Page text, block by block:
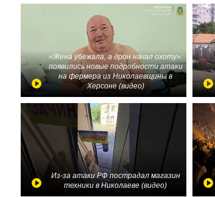
«Жена убежала, а дрон начал охоту»:
появились новые подробности атаки
на фермера из Николаевщины в
Херсоне (видео)
Из-за атаки РФ пострадал магазин
техники в Николаеве (видео)